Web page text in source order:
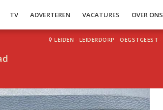
TV ADVERTEREN VACATURES OVER ONS
LEIDEN · LEIDERDORP · OEGSTGEEST ·